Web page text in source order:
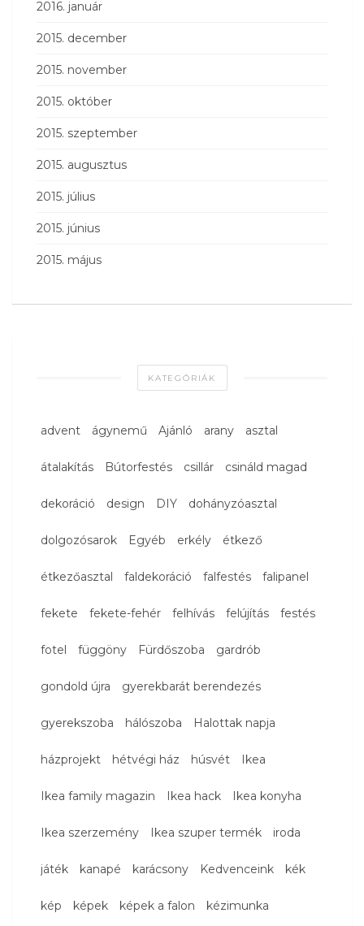
2016. január
2015. december
2015. november
2015. október
2015. szeptember
2015. augusztus
2015. július
2015. június
2015. május
KATEGÓRIÁK
advent ágynemű Ajánló arany asztal
átalakítás Bútorfestés csillár csináld magad
dekoráció design DIY dohányzóasztal
dolgozósarok Egyéb erkély étkező
étkezőasztal faldekoráció falfestés falipanel
fekete fekete-fehér felhívás felújítás festés
fotel függöny Fürdőszoba gardrób
gondold újra gyerekbarát berendezés
gyerekszoba hálószoba Halottak napja
házprojekt hétvégi ház húsvét Ikea
Ikea family magazin Ikea hack Ikea konyha
Ikea szerzemény Ikea szuper termék iroda
játék kanapé karácsony Kedvenceink kék
kép képek képek a falon kézimunka